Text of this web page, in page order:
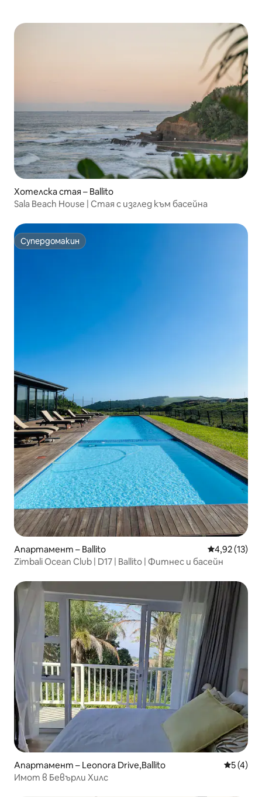
Хотелска стая – Ballito
Sala Beach House | Стая с изглед към басейна
Супердомакин
Супердомакин
Апартамент – Ballito Средна
4,92 (13)
Zimbali Ocean Club | D17 | Ballito | Фитнес и басейн
Апартамент – Leonora Drive,Ballito Средна
5 (4)
Имот в Бевърли Хилс